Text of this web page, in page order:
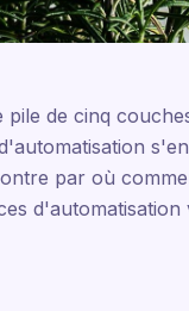
de cinq
par où